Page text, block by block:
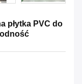
płytka PVC do